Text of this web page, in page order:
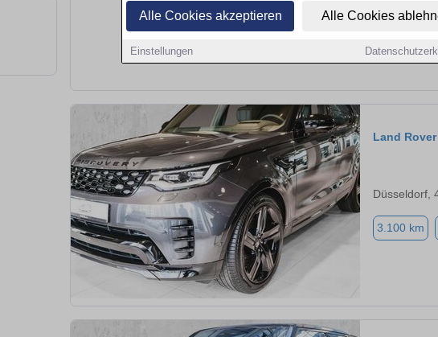
Alle Cookies akzeptieren Alle Cookies
Einstellungen
3.000 km
Land
Düsseldorf,
3.100 km